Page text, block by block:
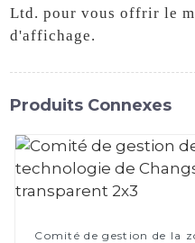
Ltd. pour vous offrir le
d'affichage.
Produits Connexes
Comité de gestion de la